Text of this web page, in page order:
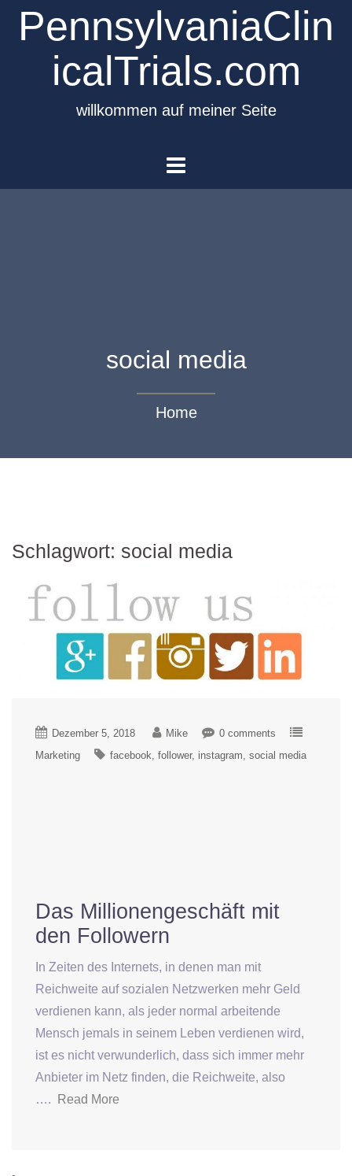
PennsylvaniaClin
icalTrials.com
willkommen auf meiner Seite
social media
Home
Schlagwort: social media
Dezember 5, 2018 Mike
0 comments
Marketing
facebook follower instagram social media
Das Millionengeschäft mit
den Followern
In Zeiten des Internets, in denen man mit
Reichweite auf sozialen Netzwerken mehr Geld
verdienen kann, als jeder normal arbeitende
Mensch jemals in seinem Leben verdienen wird,
ist es nicht verwunderlich, dass sich immer mehr
Anbieter im Netz finden, die Reichweite, also
….
Read More